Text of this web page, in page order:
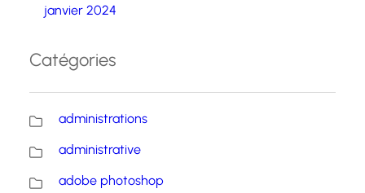
janvier 2024
Catégories
administrations
administrative
adobe photoshop